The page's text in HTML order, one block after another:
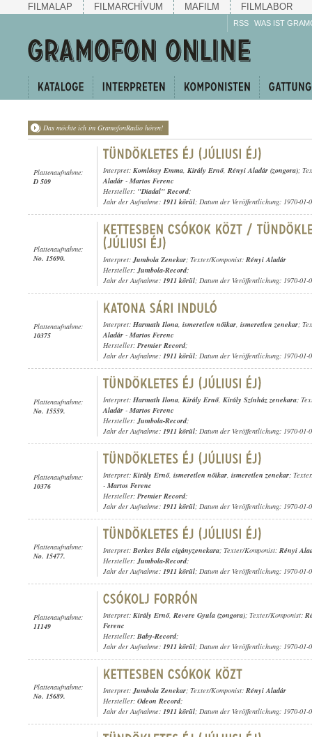
FILMALAP FILMARCHÍVUM MAFILM FILMLABOR
RSS WAS IST
Das möchte ich im GramofonRadio hören!
Plattenaufnahme:
D 509
Interpret: Komlóssy Emma, Király Ernő, Rényi Aladár (zongora);
Aladár - Martos Ferenc
Hersteller: "Diadal" Record;
Jahr der Aufnahme: 1911 körül; Datum der Veröffentlichung: 1970-01-
Plattenaufnahme:
No. 15690.
Interpret:Jumbola Zenekar; Texter/Komponist: Rényi Aladár
Hersteller:Jumbola-Record;
Jahr der Aufnahme: 1911 körül; Datum der Veröffentlichung: 1970-01-
Plattenaufnahme:
10375
Interpret: Harmath Ilona, ismeretlen nőikar, ismeretlen zenekar;
Aladár - Martos Ferenc
Hersteller: Premier Record;
Jahr der Aufnahme: 1911 körül; Datum der Veröffentlichung: 1970-01-
Plattenaufnahme:
No. 15559.
Interpret: Harmath Ilona, Király Ernő, Király Színház zenekara;
Aladár - Martos Ferenc
Hersteller:Jumbola-Record;
Jahr der Aufnahme: 1911 körül; Datum der Veröffentlichung: 1970-01-
Plattenaufnahme:
10376
Interpret: Király Ernő, ismeretlen nőikar, ismeretlen zenekar;
- Martos Ferenc
Hersteller: Premier Record;
Jahr der Aufnahme: 1911 körül; Datum der Veröffentlichung: 1970-01-
Plattenaufnahme:
No. 15477.
Interpret: Berkes Béla cigányzenekara; Texter/Komponist: Rényi
Hersteller:Jumbola-Record;
Jahr der Aufnahme: 1911 körül; Datum der Veröffentlichung: 1970-01-
Plattenaufnahme:
11149
Interpret: Király Ernő, Revere Gyula (zongora); Texter/Komponist:
Ferenc
Hersteller: Baby-Record;
Jahr der Aufnahme: 1911 körül; Datum der Veröffentlichung: 1970-01-
Plattenaufnahme:
No. 15689.
Interpret:Jumbola Zenekar; Texter/Komponist: Rényi Aladár
Hersteller: Odeon Record;
Jahr der Aufnahme: 1911 körül; Datum der Veröffentlichung: 1970-01-